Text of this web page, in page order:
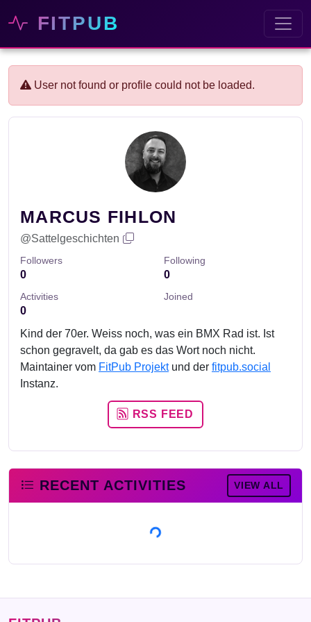
FITPUB
User not found or profile could not be loaded.
MARCUS FIHLON
@Sattelgeschichten
Followers
0
Following
0
Activities
0
Joined
Kind der 70er. Weiss noch, was ein BMX Rad ist. Ist
schon gegravelt, da gab es das Wort noch nicht.
Maintainer vom FitPub Projektund der fitpub.social
Instanz.
RSS FEED
RECENT ACTIVITIES VIEW ALL
Loading...